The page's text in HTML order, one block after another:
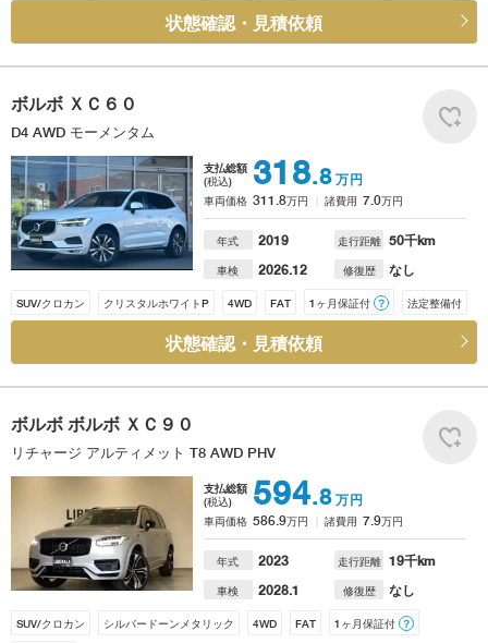
状態確認・見積依頼
ボルボ ＸＣ６０
D4 AWD モーメンタム
支払総額
(税込)
318.8 万円
車両価格 311.8万円 諸費用 7.0万円
年式 2019 走行距離 50千km
車検 2026.12 修復歴 なし
SUV/クロカン クリスタルホワイトP 4WD FAT 1ヶ月保証付 ？ 法定整備付
状態確認・見積依頼
ボルボ ボルボ ＸＣ９０
リチャージ アルティメット T8 AWD PHV
支払総額
(税込)
594.8 万円
車両価格 586.9万円 諸費用 7.9万円
年式 2023 走行距離 19千km
車検 2028.1 修復歴 なし
SUV/クロカン シルバードーンメタリック 4WD FAT 1ヶ月保証付 ？